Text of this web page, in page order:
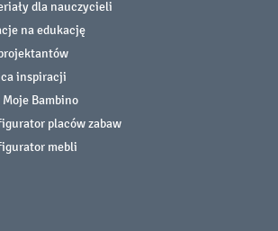
dla nauczycieli
na edukację
inspiracji
Moje Bambino
placów zabaw
mebli